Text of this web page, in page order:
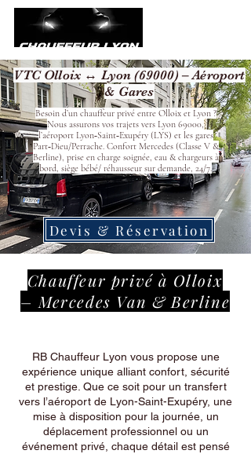
VTC Olloix ↔ Lyon (69000) – Aéroport
& Gares
Besoin d’un chauffeur privé entre Olloix et Lyon ?
Nous assurons vos trajets vers Lyon 69000,
l’aéroport Lyon‑Saint‑Exupéry (LYS) et les gares
Part‑Dieu/Perrache. Confort Mercedes (Classe V &
Berline), prise en charge soignée, eau & chargeurs à
bord, siège bébé/ réhausseur sur demande, 24/7.
Devis & Réservation
Chauffeur privé à Olloix
– Mercedes Van & Berline
RB Chauffeur Lyon vous propose une
expérience unique alliant confort, sécurité
et prestige. Que ce soit pour un transfert
vers l’aéroport de Lyon-Saint-Exupéry, une
mise à disposition pour la journée, un
déplacement professionnel ou un
événement privé, chaque détail est pensé